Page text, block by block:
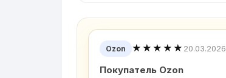
Ozon ★★★★★ 20.03.2026
Покупатель Ozon